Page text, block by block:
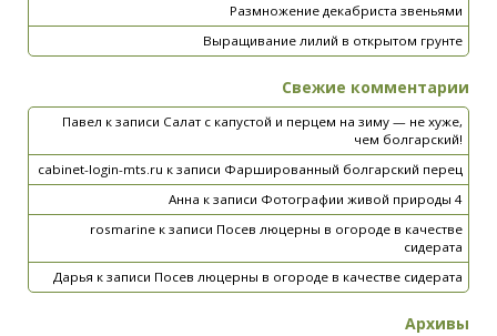
Размножение декабриста звеньями
Выращивание лилий в открытом грунте
Свежие комментарии
Павел к записи Салат с капустой и перцем на зиму — не хуже,
чем болгарский!
cabinet-login-mts.ru к записи Фаршированный болгарский перец
Анна к записи Фотографии живой природы 4
rosmarine к записи Посев люцерны в огороде в качестве
сидерата
Дарья к записи Посев люцерны в огороде в качестве сидерата
Архивы